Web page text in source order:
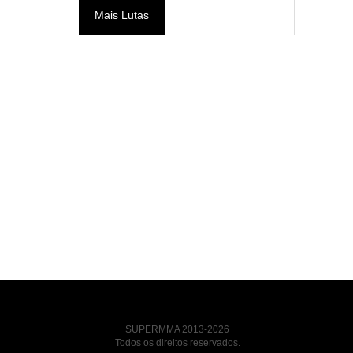
Mais Lutas
SUPERMMA 2013-2026
Todos os direitos reservados.